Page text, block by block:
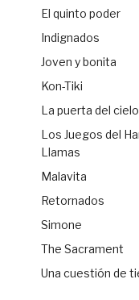
El quinto poder
Indignados
Joven y bonita
Kon-Tiki
La puerta del cielo
Los Juegos del
Llamas
Malavita
Retornados
Simone
The Sacrament
Una cuestión de